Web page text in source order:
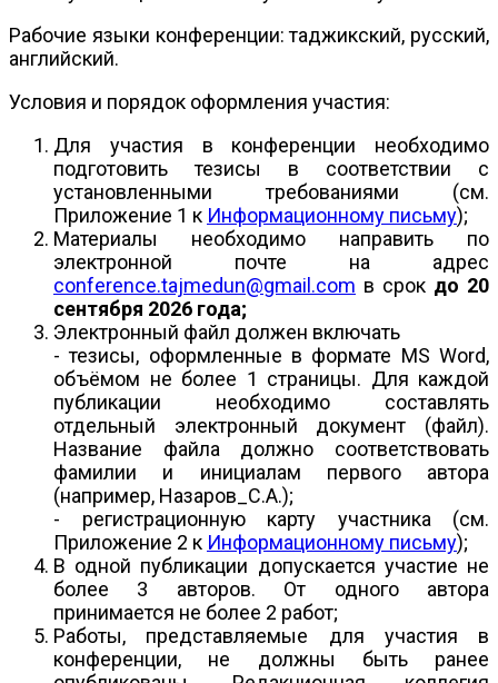
Рабочие языки конференции: таджикский, русский,
английский.
Условия и порядок оформления участия:
Для участия в конференции необходимо
подготовить тезисы в соответствии с
установленными требованиями (см.
Приложение 1 к Информационному письму);
Материалы необходимо направить по
электронной почте на адрес
conference.tajmedun@gmail.com в срок до 20
сентября 2026 года;
Электронный файл должен включать
- тезисы, оформленные в формате MS Word,
объёмом не более 1 страницы. Для каждой
публикации необходимо составлять
отдельный электронный документ (файл).
Название файла должно соответствовать
фамилии и инициалам первого автора
(например, Назаров_С.А.);
- регистрационную карту участника (см.
Приложение 2 к Информационному письму);
В одной публикации допускается участие не
более 3 авторов. От одного автора
принимается не более 2 работ;
Работы, представляемые для участия в
конференции, не должны быть ранее